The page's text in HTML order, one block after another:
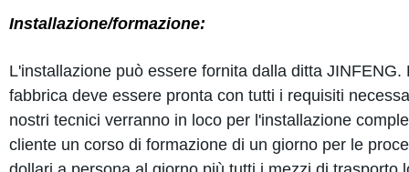
Installazione/formazione:
L'installazione può essere fornita dalla ditta
fabbrica deve essere pronta con tutti i requisiti
nostri tecnici verranno in loco per l'installazione
cliente un corso di formazione di un giorno per le